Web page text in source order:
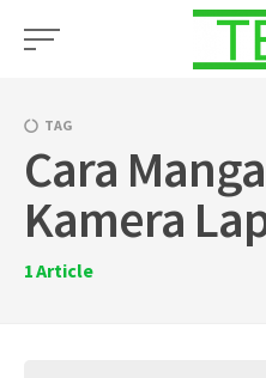
TAG
Cara
Kamera
1Article